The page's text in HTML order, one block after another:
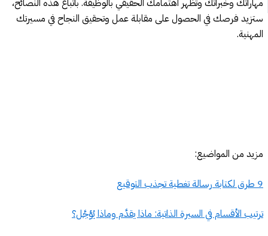
مهاراتك وخبراتك وتظهر اهتمامك الحقيقي بالوظيفة. باتباع هذه النصائح،
ستزيد فرصك في الحصول على مقابلة عمل وتحقيق النجاح في مسيرتك
المهنية.
مزيد من المواضيع:
9 طرق لكتابة رسالة تغطية تجذب التوقيع
ترتيب الأقسام في السيرة الذاتية: ماذا يقدَّم وماذا يُؤجَّل؟